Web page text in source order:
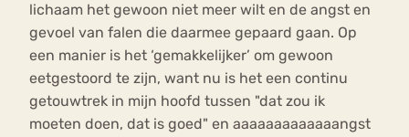
lichaam het gewoon niet meer wilt en de angst en
gevoel van falen die daarmee gepaard gaan. Op
een manier is het ‘gemakkelijker’ om gewoon
eetgestoord te zijn, want nu is het een continu
getouwtrek in mijn hoofd tussen "dat zou ik
moeten doen, dat is goed" en aaaaaaaaaaaaangst